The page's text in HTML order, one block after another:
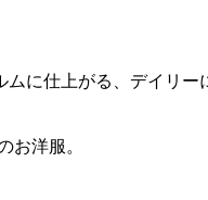
に仕上がる、デイリー
お洋服。